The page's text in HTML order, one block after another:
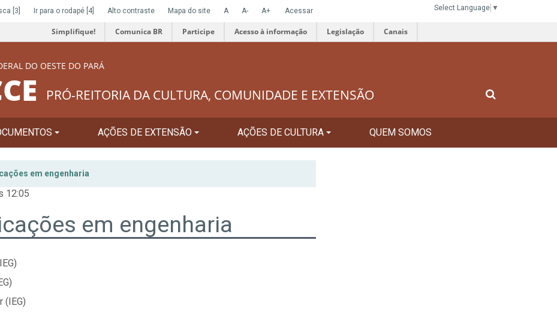
[3] Ir para o rodapé [4] Alto contraste Mapa do site A A- A+ Acessar Select Language ▼
Simplifique! Comunica BR Participe Acesso à informação Legislação Canais
DO OESTE DO PARÁ
PRÓ-REITORIA DA CULTURA, COMUNIDADE E EXTENSÃO
AÇÕES DE EXTENSÃO AÇÕES DE CULTURA QUEM SOMOS
em engenharia
12:05
em engenharia
(IEG)